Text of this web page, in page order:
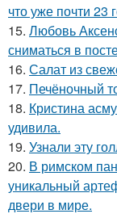
что уже почти 23
15. Любовь
сниматься в
16. Салат из
17. Печёночный
18. Кристина
удивила.
19. Узнали эту
20. В римском
уникальный
двери в мире.